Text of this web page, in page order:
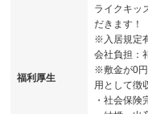
福利厚生
ライクキッ
だきます！
※入居規定
会社負担：
※敷金が0円
用として徴
・社会保険